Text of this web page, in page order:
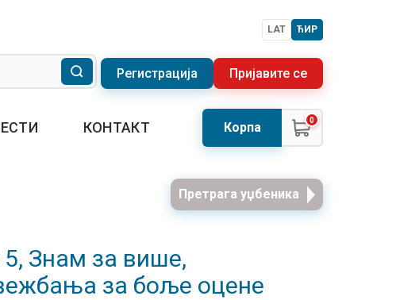
LAT ЋИР
Регистрација Пријавите се
КОНТАКТ Корпа 0
Претрага уџбеника
5, Знам за више,
за боље оцене